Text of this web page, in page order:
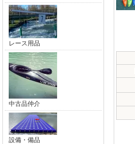
レース用品
中古品仲介
設備・備品